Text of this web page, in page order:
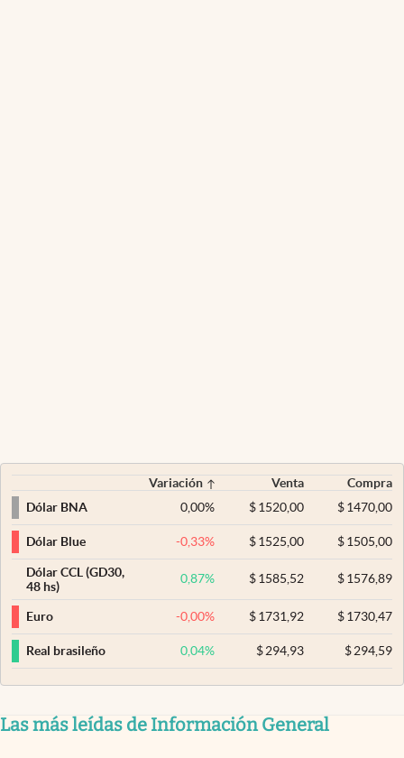
Variación Venta
Compra
Dólar BNA
0,00% $ 1520,00 $1470,00
Dólar Blue -0,33% $ 1525,00 $1505,00
Dólar CCL (GD30,
48 hs)
0,87% $ 1585,52 $1576,89
Euro -0,00% $ 1731,92 $1730,47
Real brasileño 0,04% $ 294,93 $294,59
Las más leídas de Información General